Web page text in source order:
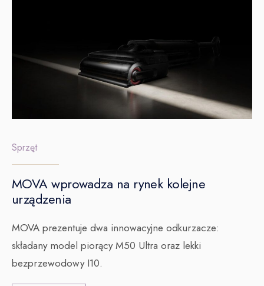
Sprzęt
MOVA wprowadza na rynek kolejne
urządzenia
MOVA prezentuje dwa innowacyjne odkurzacze:
składany model piorący M50 Ultra oraz lekki
bezprzewodowy I10.